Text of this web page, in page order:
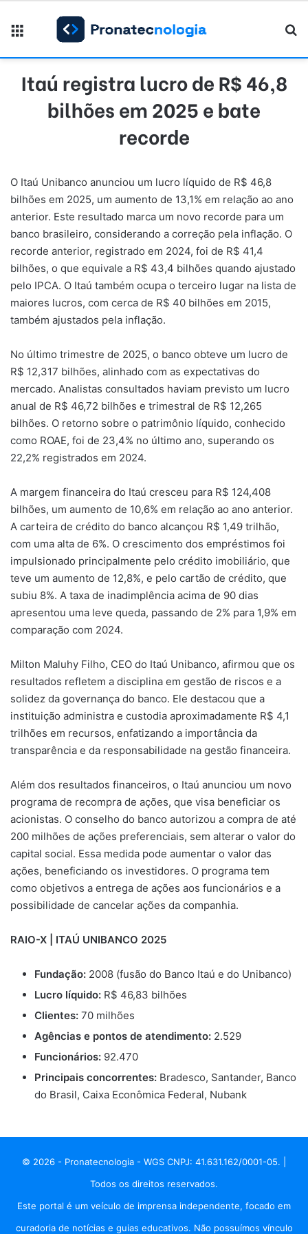
Itaú registra lucro de R$ 46,8
bilhões em 2025 e bate
recorde
O Itaú Unibanco anunciou um lucro líquido de R$ 46,8
bilhões em 2025, um aumento de 13,1% em relação ao ano
anterior. Este resultado marca um novo recorde para um
banco brasileiro, considerando a correção pela inflação. O
recorde anterior, registrado em 2024, foi de R$ 41,4
bilhões, o que equivale a R$ 43,4 bilhões quando ajustado
pelo IPCA. O Itaú também ocupa o terceiro lugar na lista de
maiores lucros, com cerca de R$ 40 bilhões em 2015,
também ajustados pela inflação.
No último trimestre de 2025, o banco obteve um lucro de
R$ 12,317 bilhões, alinhado com as expectativas do
mercado. Analistas consultados haviam previsto um lucro
anual de R$ 46,72 bilhões e trimestral de R$ 12,265
bilhões. O retorno sobre o patrimônio líquido, conhecido
como ROAE, foi de 23,4% no último ano, superando os
22,2% registrados em 2024.
A margem financeira do Itaú cresceu para R$ 124,408
bilhões, um aumento de 10,6% em relação ao ano anterior.
A carteira de crédito do banco alcançou R$ 1,49 trilhão,
com uma alta de 6%. O crescimento dos empréstimos foi
impulsionado principalmente pelo crédito imobiliário, que
teve um aumento de 12,8%, e pelo cartão de crédito, que
subiu 8%. A taxa de inadimplência acima de 90 dias
apresentou uma leve queda, passando de 2% para 1,9% em
comparação com 2024.
Milton Maluhy Filho, CEO do Itaú Unibanco, afirmou que os
resultados refletem a disciplina em gestão de riscos e a
solidez da governança do banco. Ele destacou que a
instituição administra e custodia aproximadamente R$ 4,1
trilhões em recursos, enfatizando a importância da
transparência e da responsabilidade na gestão financeira.
Além dos resultados financeiros, o Itaú anunciou um novo
programa de recompra de ações, que visa beneficiar os
acionistas. O conselho do banco autorizou a compra de até
200 milhões de ações preferenciais, sem alterar o valor do
capital social. Essa medida pode aumentar o valor das
ações, beneficiando os investidores. O programa tem
como objetivos a entrega de ações aos funcionários e a
possibilidade de cancelar ações da companhia.
RAIO-X | ITAÚ UNIBANCO 2025
Fundação: 2008 (fusão do Banco Itaú e do Unibanco)
Lucro líquido: R$ 46,83 bilhões
Clientes: 70 milhões
Agências e pontos de atendimento: 2.529
Funcionários: 92.470
Principais concorrentes: Bradesco, Santander, Banco
do Brasil, Caixa Econômica Federal, Nubank
© 2026 - Pronatecnologia - WGS CNPJ: 41.631.162/0001-05. |
Todos os direitos reservados.
Este portal é um veículo de imprensa independente, focado em
curadoria de notícias e guias educativos. Não possuímos vínculo